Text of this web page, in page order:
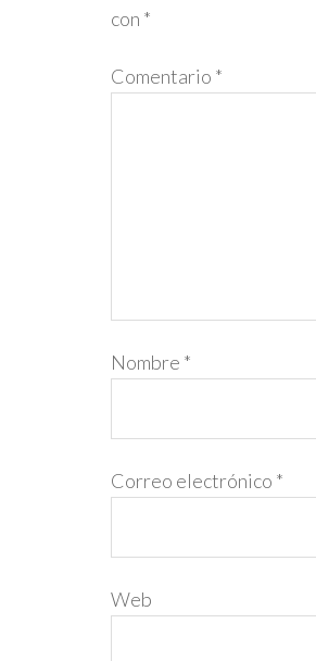
con *
Comentario *
Nombre *
Correo electrónico *
Web